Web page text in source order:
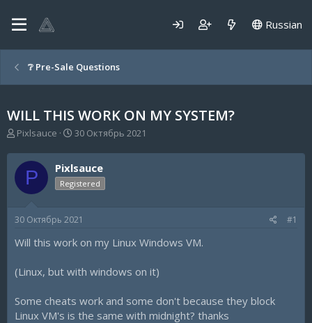
Russian
❔ Pre-Sale Questions
WILL THIS WORK ON MY SYSTEM?
А
т
о
р
м
Pixlsauce
Д
т
а
н
а
а
30 Октябрь 2021
P Pixlsauce
Registered
30 Октябрь 2021 #1
Will this work on my Linux Windows VM.
(Linux, but with windows on it)
Some cheats work and some don't because they block
Linux VM's is the same with midnight? thanks